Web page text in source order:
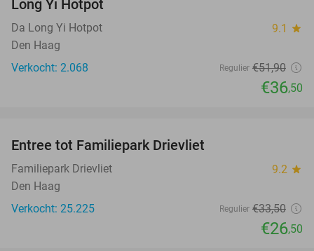
Long Yi Hotpot
Da Long Yi Hotpot 9.1 star
Den Haag
Verkocht: 2.068
Regulier €51,90
€36,50
Entree tot Familiepark Drievliet
Familiepark Drievliet 9.2 star
Den Haag
Verkocht: 25.225
Regulier €33,50
€26,50